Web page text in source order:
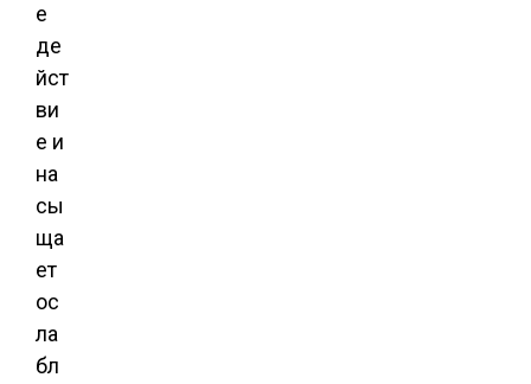
е
де
йст
ви
е и
на
сы
ща
ет
ос
ла
бл